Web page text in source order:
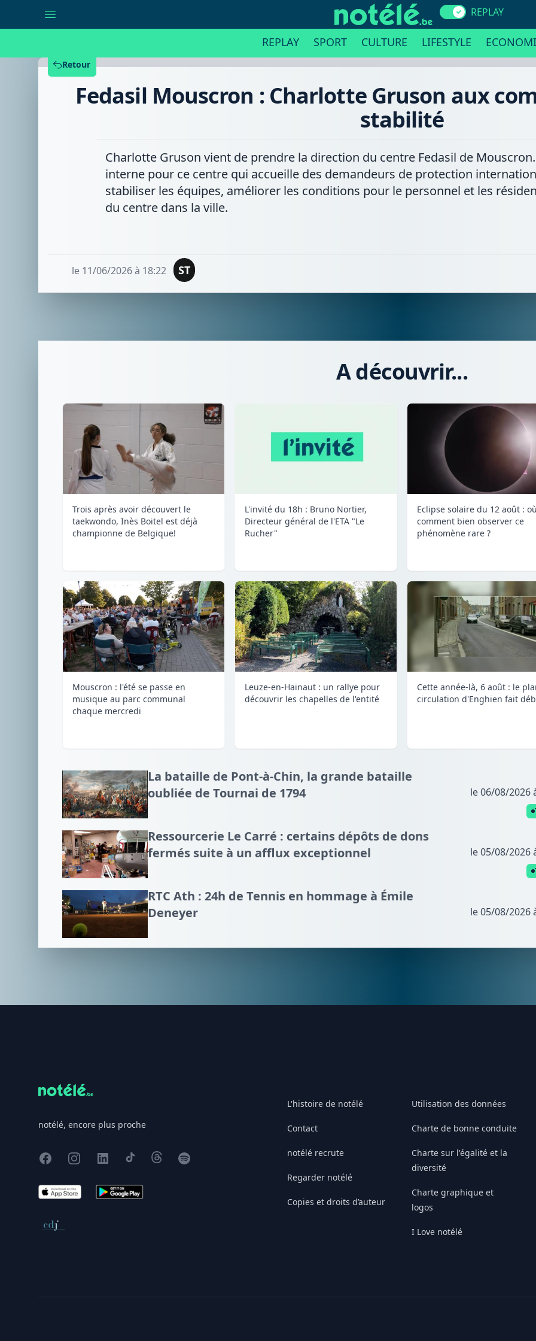
commandes,
REPLAY
REPLAY SPORT CULTURE LIFESTYLE
Retour
Fedasil Mouscron : Charlotte Gruson aux
stabilité
Charlotte Gruson vient de prendre la direction du centre Fedasil de
interne pour ce centre qui accueille des demandeurs de protection
stabiliser les équipes, améliorer les conditions pour le personnel et les
du centre dans la ville.
le 11/06/2026 à 18:22 ST
A découvrir...
Trois après avoir découvert le
taekwondo, Inès Boitel est déjà
championne de Belgique!
L'invité du 18h : Bruno Nortier,
Directeur général de l'ETA "Le
Rucher"
Eclipse solaire du 12 août :
comment bien observer ce
phénomène rare ?
Mouscron : l'été se passe en
musique au parc communal
chaque mercredi
Leuze-en-Hainaut : un rallye pour
découvrir les chapelles de l'entité
Cette année-là, 6 août : le
circulation d'Enghien fait
La bataille de Pont-à-Chin, la grande bataille
oubliée de Tournai de 1794
le 06/08/2026
Ressourcerie Le Carré : certains dépôts de dons
fermés suite à un afflux exceptionnel
le 05/08/2026
RTC Ath : 24h de Tennis en hommage à Émile
Deneyer
le 05/08/2026
notélé, encore plus proche
FacebookInstagram
X TikTokThreadsSpotify
App Store Google Play
Conseil de déontologie journalistique
L'histoire de notélé
Contact
notélé recrute
Regarder notélé
Copies et droits d’auteur
Utilisation des données
Charte de bonne conduite
Charte sur l'égalité et la
diversité
Charte graphique et
logos
I Love notélé